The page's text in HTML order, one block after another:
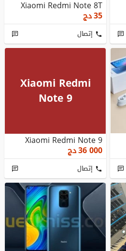
Xiaomi Redmi Note 8T
35دج
إتصال
Xiaomi Redmi
Note 9
Xiaomi Redmi Note 9
36 000دج
إتصال